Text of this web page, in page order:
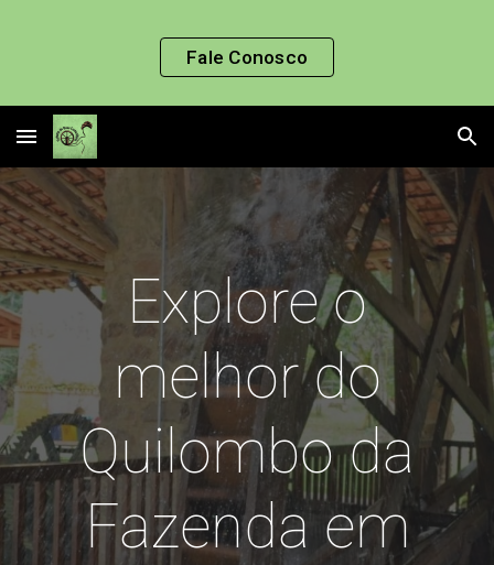
Skip to main content
Fale Conosco
Explore o
melhor do
Quilombo da
Fazenda em